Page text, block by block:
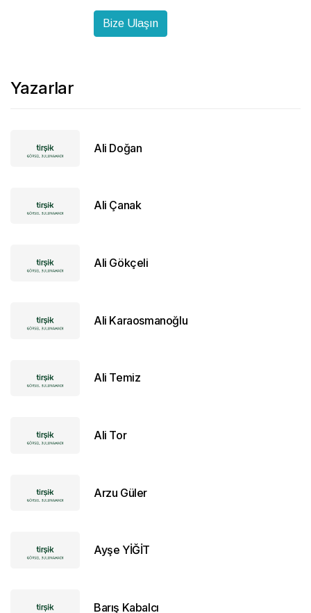
Bize Ulaşın
Yazarlar
Ali Doğan
Ali Çanak
Ali Gökçeli
Ali Karaosmanoğlu
Ali Temiz
Ali Tor
Arzu Güler
Ayşe YİĞİT
Barış Kabalcı